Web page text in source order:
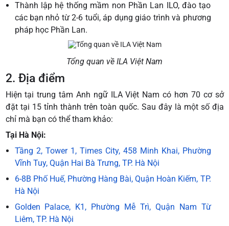
Thành lập hệ thống mầm non Phần Lan ILO, đào tạo
các bạn nhỏ từ 2-6 tuổi, áp dụng giáo trình và phương
pháp học Phần Lan.
Tổng quan về ILA Việt Nam
2. Địa điểm
Hiện tại trung tâm Anh ngữ ILA Việt Nam có hơn 70 cơ sở
đặt tại 15 tỉnh thành trên toàn quốc. Sau đây là một số địa
chỉ mà bạn có thể tham khảo:
Tại Hà Nội:
Tầng 2, Tower 1, Times City, 458 Minh Khai, Phường
Vĩnh Tuy, Quận Hai Bà Trưng, TP. Hà Nội
6-8B Phố Huế, Phường Hàng Bài, Quận Hoàn Kiếm, TP.
Hà Nội
Golden Palace, K1, Phường Mễ Trì, Quận Nam Từ
Liêm, TP. Hà Nội